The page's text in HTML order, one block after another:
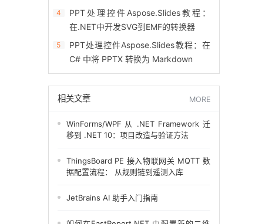
4
PPT处理控件Aspose.Slides教程：
在.NET中开发SVG到EMF的转换器
5
PPT处理控件Aspose.Slides教程：在
C# 中将 PPTX 转换为 Markdown
相关文章 MORE
WinForms/WPF 从 .NET Framework 迁
移到 .NET 10：项目改造与验证方法
ThingsBoard PE 接入物联网关 MQTT 数
据配置流程： 从规则链到遥测入库
JetBrains AI 助手入门指南